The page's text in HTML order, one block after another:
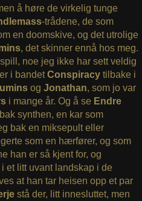
å høre de virkelig tunge
-trådene, de som
en doomskive, og det utrolige
, det skinner ennå hos meg.
noe jeg ikke har sett veldig
i bandetConspiracy tilbake i
og Jonathan, som jo var
i mange år. Og å se Endre
synthen, en kar som
bak en miksepult eller
som en hærfører, og som
han er så kjent for, og
et litt uvant landskap i de
at han tar heisen opp et par
stå der, litt innesluttet, men